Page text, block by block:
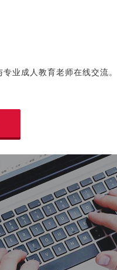
业成人教育老师在线交流。